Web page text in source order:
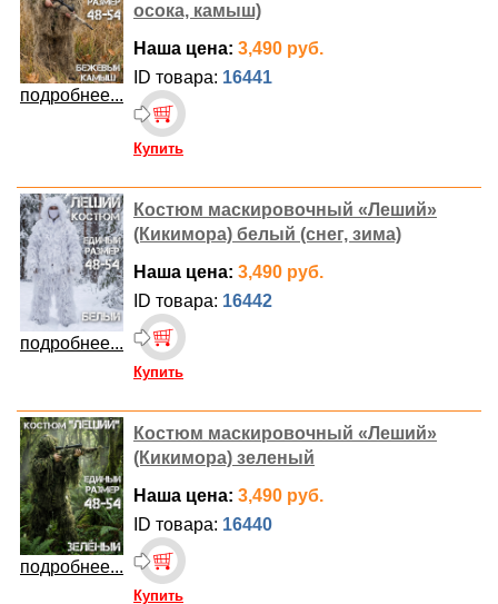
подробнее...
осока, камыш)
Наша цена: 3,490 руб.
ID товара: 16441
Купить
подробнее...
Костюм маскировочный «Леший»
(Кикимора) белый (снег, зима)
Наша цена: 3,490 руб.
ID товара: 16442
Купить
подробнее...
Костюм маскировочный «Леший»
(Кикимора) зеленый
Наша цена: 3,490 руб.
ID товара: 16440
Купить